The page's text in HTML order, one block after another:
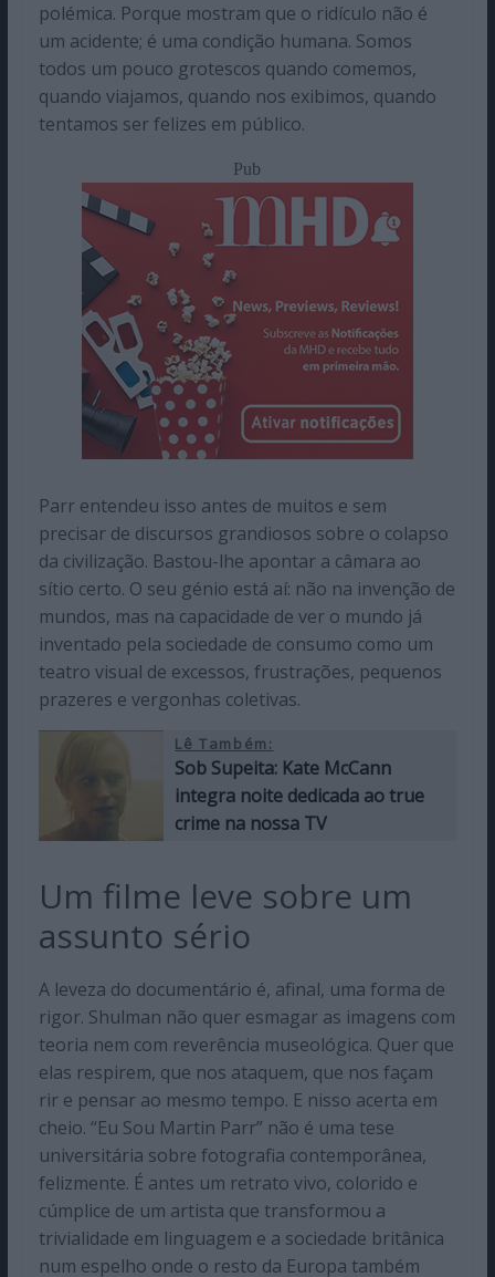
polémica. Porque mostram que o ridículo não é
um acidente; é uma condição humana. Somos
todos um pouco grotescos quando comemos,
quando viajamos, quando nos exibimos, quando
tentamos ser felizes em público.
Pub
Parr entendeu isso antes de muitos e sem
precisar de discursos grandiosos sobre o colapso
da civilização. Bastou-lhe apontar a câmara ao
sítio certo. O seu génio está aí: não na invenção de
mundos, mas na capacidade de ver o mundo já
inventado pela sociedade de consumo como um
teatro visual de excessos, frustrações, pequenos
prazeres e vergonhas coletivas.
Lê Também:
Sob Supeita: Kate McCann
integra noite dedicada ao true
crime na nossa TV
Um filme leve sobre um
assunto sério
A leveza do documentário é, afinal, uma forma de
rigor. Shulman não quer esmagar as imagens com
teoria nem com reverência museológica. Quer que
elas respirem, que nos ataquem, que nos façam
rir e pensar ao mesmo tempo. E nisso acerta em
cheio. “Eu Sou Martin Parr” não é uma tese
universitária sobre fotografia contemporânea,
felizmente. É antes um retrato vivo, colorido e
cúmplice de um artista que transformou a
trivialidade em linguagem e a sociedade britânica
num espelho onde o resto da Europa também